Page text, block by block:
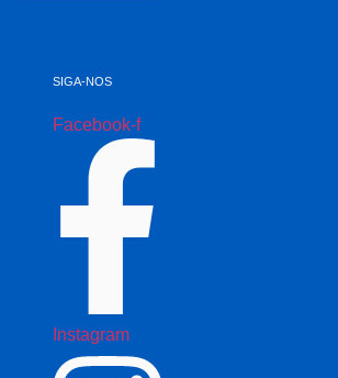
SIGA-NOS
Facebook-f
Instagram